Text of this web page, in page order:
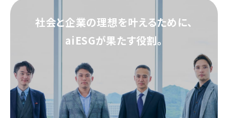
社会と企業の理想を叶えるために、
aiESGが果たす役割。